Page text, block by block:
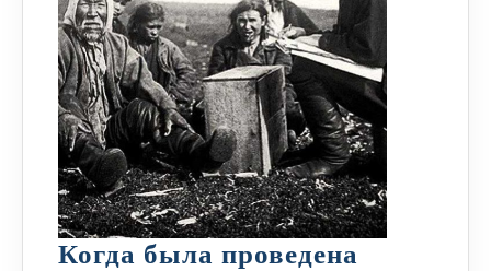
Когда была проведена